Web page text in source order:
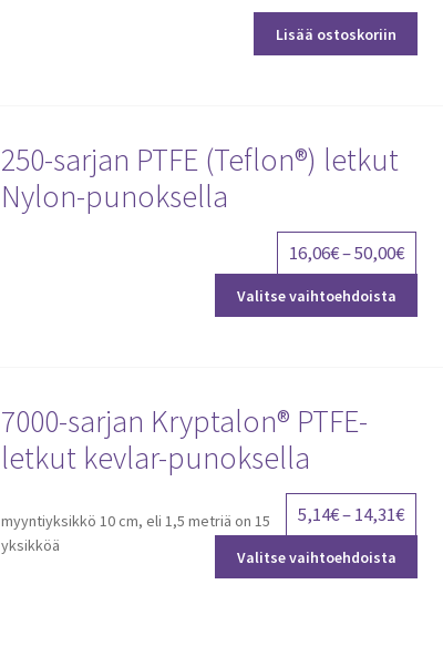
Lisää ostoskoriin
250-sarjan PTFE (Teflon®) letkut
Nylon-punoksella
16,06€–50,00€Price
range:
16,06€
Valitse vaihtoehdoista
valinnat
tuotteen
sivulla.
7000-sarjan Kryptalon® PTFE-
letkut kevlar-punoksella
5,14€–14,31€Price
range:
5,14€
Valitse vaihtoehdoista
tuotteella
on
myyntiyksikkö 10 cm, eli 1,5 metriä on 15
yksikköä